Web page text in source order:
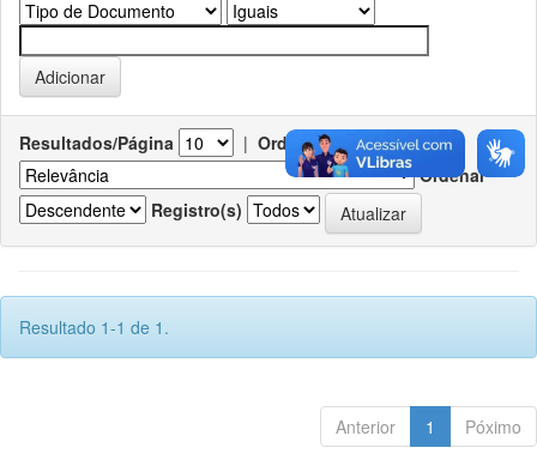
Resultados/Página | Ordenar registros por
Ordenar
Registro(s)
Resultado 1-1 de 1.
Anterior 1 Póximo